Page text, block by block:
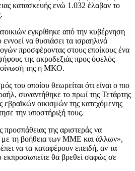
κατασκευής ενώ 1.032 έλαβαν το
εγκρίθηκε από την κυβέρνηση
να θυσιάσει τα ισραηλινά
προσφέροντας στους εποίκους ένα
της ακροδεξιάς προς όφελός
της η ΜΚΟ.
του οποίου θεωρείται ότι είναι ο πιο
συναντήθηκε το πρωί της Τετάρτης
εβραϊκών οικισμών της κατεχόμενης
την υποστήριξή τους.
της αριστεράς να
με τη βοήθεια των ΜΜΕ και άλλων»,
να τα καταφέρουν επειδή, αν τα
εκπροσωπείτε θα βρεθεί σαφώς σε